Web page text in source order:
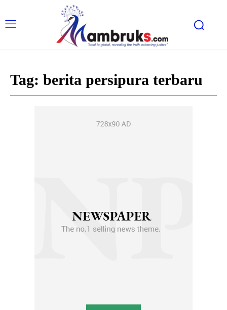
Tag: berita persipura terbaru